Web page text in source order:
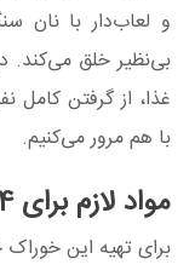
و لعاب‌دار با نان
بی‌نظیر خلق می‌کند.
غذا، از گرفتن کامل
با هم مرور می‌کنیم.
مواد لازم برای
برای تهیه این خوراک